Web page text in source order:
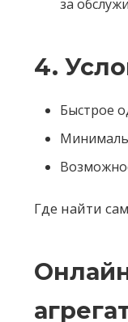
за
4.
Быстрое
Где найти